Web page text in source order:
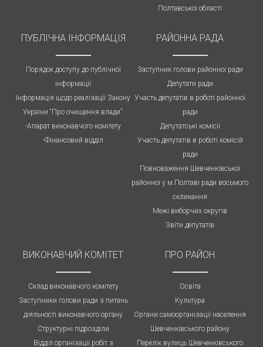
Полтавської області
ПУБЛIЧНА IНФОРМАЦІЯ
Порядок доступу до публічної
інформації
Інформація щодо реалізації Закону
України “Про очищення влади”:
-Апарат виконавчого комітету
-Фінансовий відділ
РАЙОННА РАДА
Заступник голови районної ради
Депутати ради
Участь депутатів в роботі районної
ради
Депутатські комісії
Участь депутатів в роботі комісій
ради
Повноваження Шевченківської
районної у м.Полтаві ради восьмого
скликання
Межі виборчих округів
Звіти депутатів
ВИКОНАВЧИЙ КОМІТЕТ
Склад виконавчого комітету
Заступники голови ради з питань
діяльності виконавчого органу
Структурні підрозділи
Відділ організації робіт з
ПРО РАЙОН
Освіта
Культура
Органи самоорганізації населення
Шевченківського району
Перелік вулиць Шевченківського